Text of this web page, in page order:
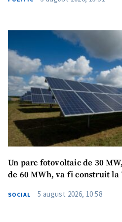
Un parc fotovoltaic de 30
de 60 MWh, va fi construit la
SOCIAL 5 august 2026, 10:58